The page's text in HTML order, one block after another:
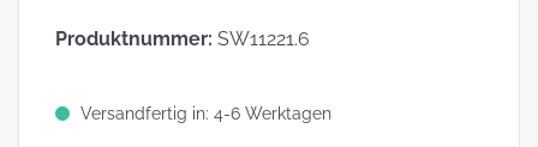
Produktnummer: SW11221.6
Versandfertig in: 4-6 Werktagen